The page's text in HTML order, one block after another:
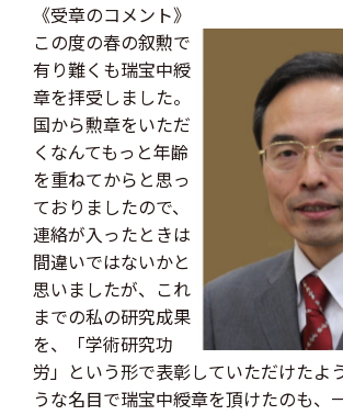
《受章のコメント》
この度の春の叙勲で
有り難くも瑞宝中綬
章を拝受しました。
国から勲章をいただ
くなんてもっと年齢
を重ねてからと思っ
ておりましたので、
連絡が入ったときは
間違いではないかと
思いましたが、これ
までの私の研究成果
を、「学術研究功
労」という形で表彰していただけたよ
うな名目で瑞宝中綬章を頂けたのも、